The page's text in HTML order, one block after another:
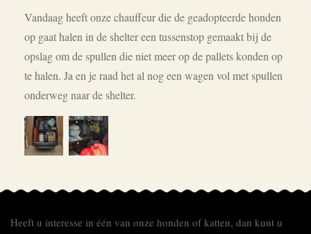
Vandaag heeft onze chauffeur die de geadopteerde honden
op gaat halen in de shelter een tussenstop gemaakt bij de
opslag om de spullen die niet meer op de pallets konden op
te halen. Ja en je raad het al nog een wagen vol met spullen
onderweg naar de shelter.
Heeft u interesse in één van onze honden of katten, dan kunt u